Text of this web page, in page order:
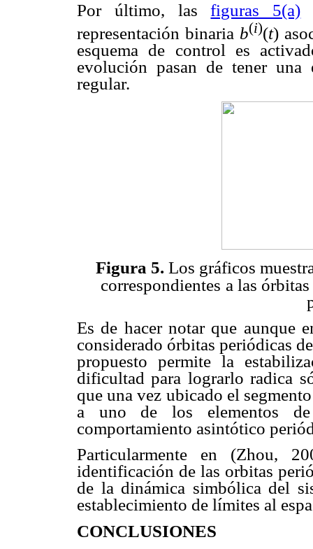
Por último, lasfiguras 5(a)
representación binaria b(i)(t)
esquema de control es
evolución pasan de tener una
regular.
Figura 5. Los gráficos
correspondientes a las
Es de hacer notar que aunque
considerado órbitas periódicas
propuesto permite la
dificultad para lograrlo radica
que una vez ubicado el
a uno de los elementos
comportamiento asintótico
Particularmente en (Zhou,
identificación de las orbitas
de la dinámica simbólica del
establecimiento de límites al
CONCLUSIONES